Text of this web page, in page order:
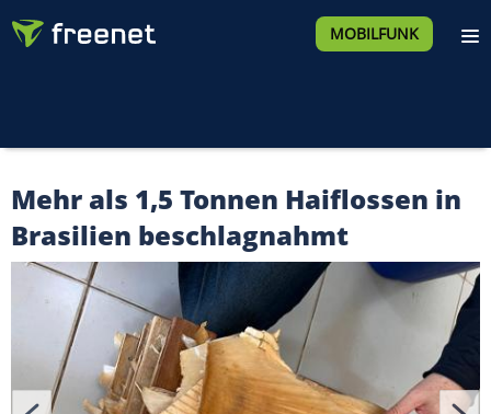
MOBILFUNK
Mehr als 1,5 Tonnen Haiflossen in
Brasilien beschlagnahmt